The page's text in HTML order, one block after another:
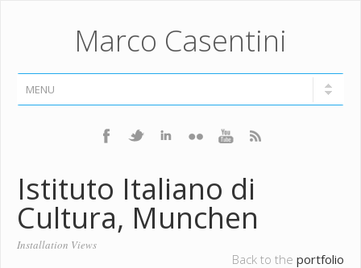
Marco Casentini
Istituto Italiano di
Cultura, Munchen
Installation Views
Back to the portfolio